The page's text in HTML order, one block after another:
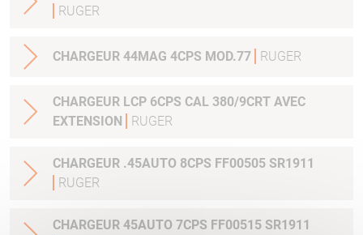
RUGER
CHARGEUR 44MAG 4CPS MOD.77 RUGER
CHARGEUR LCP 6CPS CAL 380/9CRT AVEC
EXTENSION
RUGER
CHARGEUR .45AUTO 8CPS FF00505 SR1911
RUGER
CHARGEUR 45AUTO 7CPS FF00515 SR1911